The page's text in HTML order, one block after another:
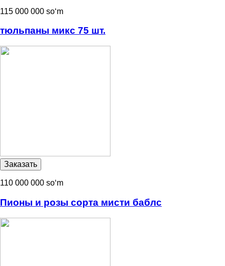
115 000 000 soʻm
тюльпаны микс 75 шт.
110 000 000 soʻm
Пионы и розы сорта мисти баблс